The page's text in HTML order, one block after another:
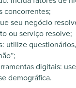
concorrentes;
seu negócio
ou serviço resolve;
utilize
digitais:
demográfica.